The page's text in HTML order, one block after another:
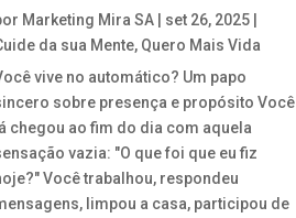
Marketing Mira SA| set 26, 2025|
da sua Mente, Quero Mais Vida
vive no automático? Um papo
sobre presença e propósito Você
chegou ao fim do dia com aquela
vazia: "O que foi que eu fiz
Você trabalhou, respondeu
limpou a casa, participou de